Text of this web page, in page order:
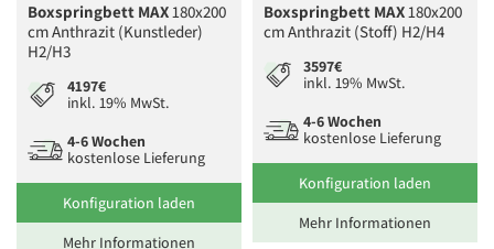
Boxspringbett MAX180x200
cm Anthrazit (Kunstleder)
H2/H3
4197€
inkl. 19% MwSt.
4-6 Wochen
kostenlose Lieferung
Konfiguration laden
Mehr Informationen
Boxspringbett MAX180x200
cm Anthrazit (Stoff) H2/H4
3597€
inkl. 19% MwSt.
4-6 Wochen
kostenlose Lieferung
Konfiguration laden
Mehr Informationen